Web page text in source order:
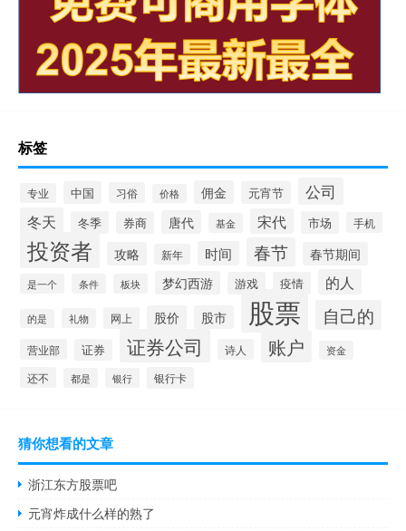
标签
专业 中国 习俗 价格 佣金 元宵节
公司
冬天
冬季 券商 唐代 基金 宋代 市场 手机
投资者 攻略 新年 时间 春节 春节期间
是一个 条件 板块 梦幻西游 游戏 疫情 的人
的是 礼物 网上 股价 股市 股票 自己的
营业部 证券 证券公司 诗人 账户 资金
还不 都是 银行 银行卡
猜你想看的文章
浙江东方股票吧
元宵炸成什么样的熟了